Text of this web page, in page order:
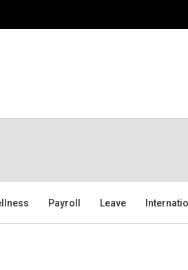
Payroll Leave